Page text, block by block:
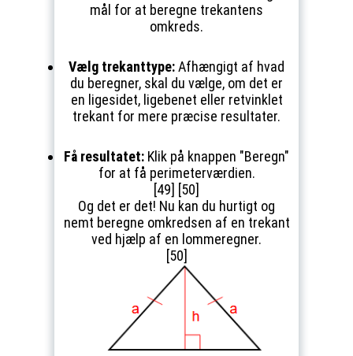
mål for at beregne trekantens
omkreds.
Vælg trekanttype:Afhængigt af hvad
du beregner, skal du vælge, om det er
en ligesidet, ligebenet eller retvinklet
trekant for mere præcise resultater.
Få resultatet: Klik på knappen "Beregn"
for at få perimeterværdien.
[49] [50]
Og det er det! Nu kan du hurtigt og
nemt beregne omkredsen af en trekant
ved hjælp af en lommeregner.
[50]